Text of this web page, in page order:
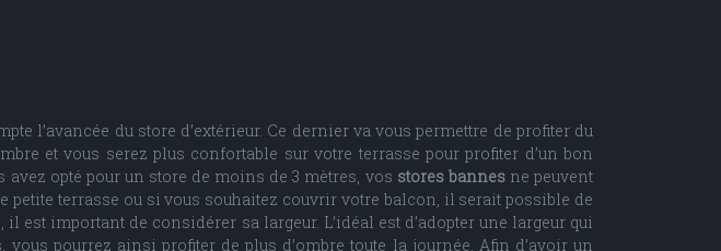
l’avancée du store d’extérieur. Ce dernier va vous permettre de profiter du
et vous serez plus confortable sur votre terrasse pour profiter d’un bon
opté pour un store de moins de 3 mètres, vos stores bannesne peuvent
petite terrasse ou si vous souhaitez couvrir votre balcon, il serait possible de
important de considérer sa largeur. L’idéal est d’adopter une largeur qui
pourrez ainsi profiter de plus d’ombre toute la journée. Afin d’avoir un